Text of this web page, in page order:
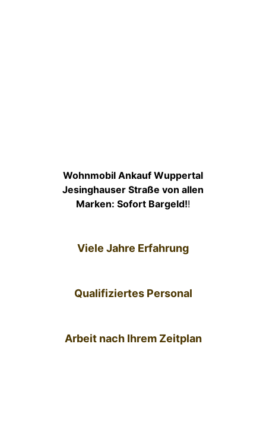
Wohnmobil Ankauf Wuppertal
Jesinghauser Straße von allen
Marken: Sofort Bargeld!!
Viele Jahre Erfahrung
Qualifiziertes Personal
Arbeit nach Ihrem Zeitplan